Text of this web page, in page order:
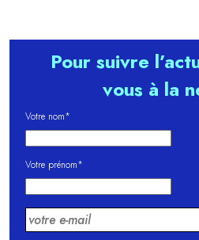
Pour suivre
vous à la
Votre nom*
Votre prénom*